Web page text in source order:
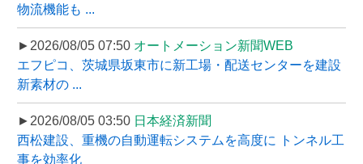
物流機能も ...
►2026/08/05 07:50 オートメーション新聞WEB
エフピコ、茨城県坂東市に新工場・配送センターを建設
新素材の ...
►2026/08/05 03:50 日本経済新聞
西松建設、重機の自動運転システムを高度に トンネル工
事を効率化